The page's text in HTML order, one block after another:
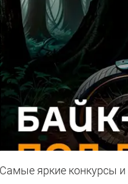
Самые яркие конкурсы и